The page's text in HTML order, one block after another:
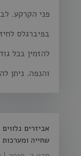
פני הקרקע.
בפיברגלס
להזמין בכל
והנפה. ניתן
אביזרים
שחייה ומערכות